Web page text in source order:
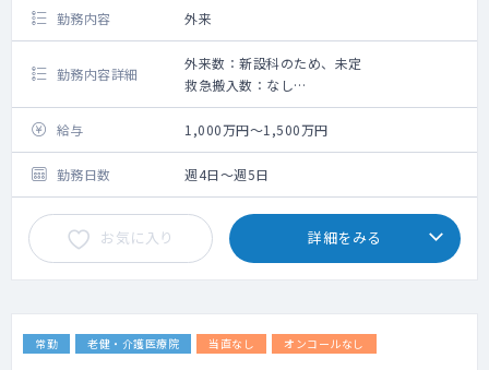
勤務内容 外来
勤務内容詳細
外来数：新設科のため、未定
救急搬入数：なし
手術数：なし
立ち上げとなりますため、件数などは先生と
相談させていただきながらの設定となります
給与 1,000万円～1,500万円
勤務日数 週4日～週5日
お気に入り 詳細をみる
常勤 老健・介護医療院 当直なし オンコールなし